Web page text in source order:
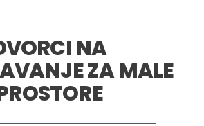
NA
ZA MALE